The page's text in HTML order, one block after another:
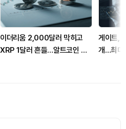
이더리움 2,000달러 막히고
XRP 1달러 흔들…알트코인 선
게이트,
개…최대